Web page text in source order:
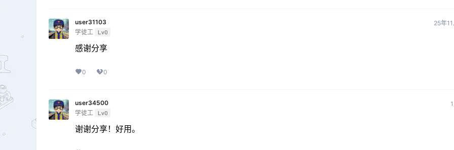
user31103
学徒工 Lv0
25年
感谢分享
0 0
user34500
学徒工 Lv0
谢谢分享！好用。